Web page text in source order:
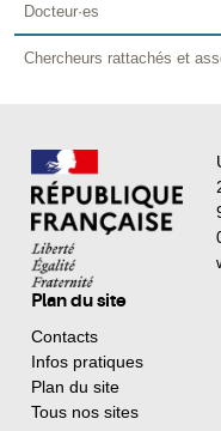
Docteur·es
Chercheurs rattachés et
Plan du site
Contacts
Infos pratiques
Plan du site
Tous nos sites